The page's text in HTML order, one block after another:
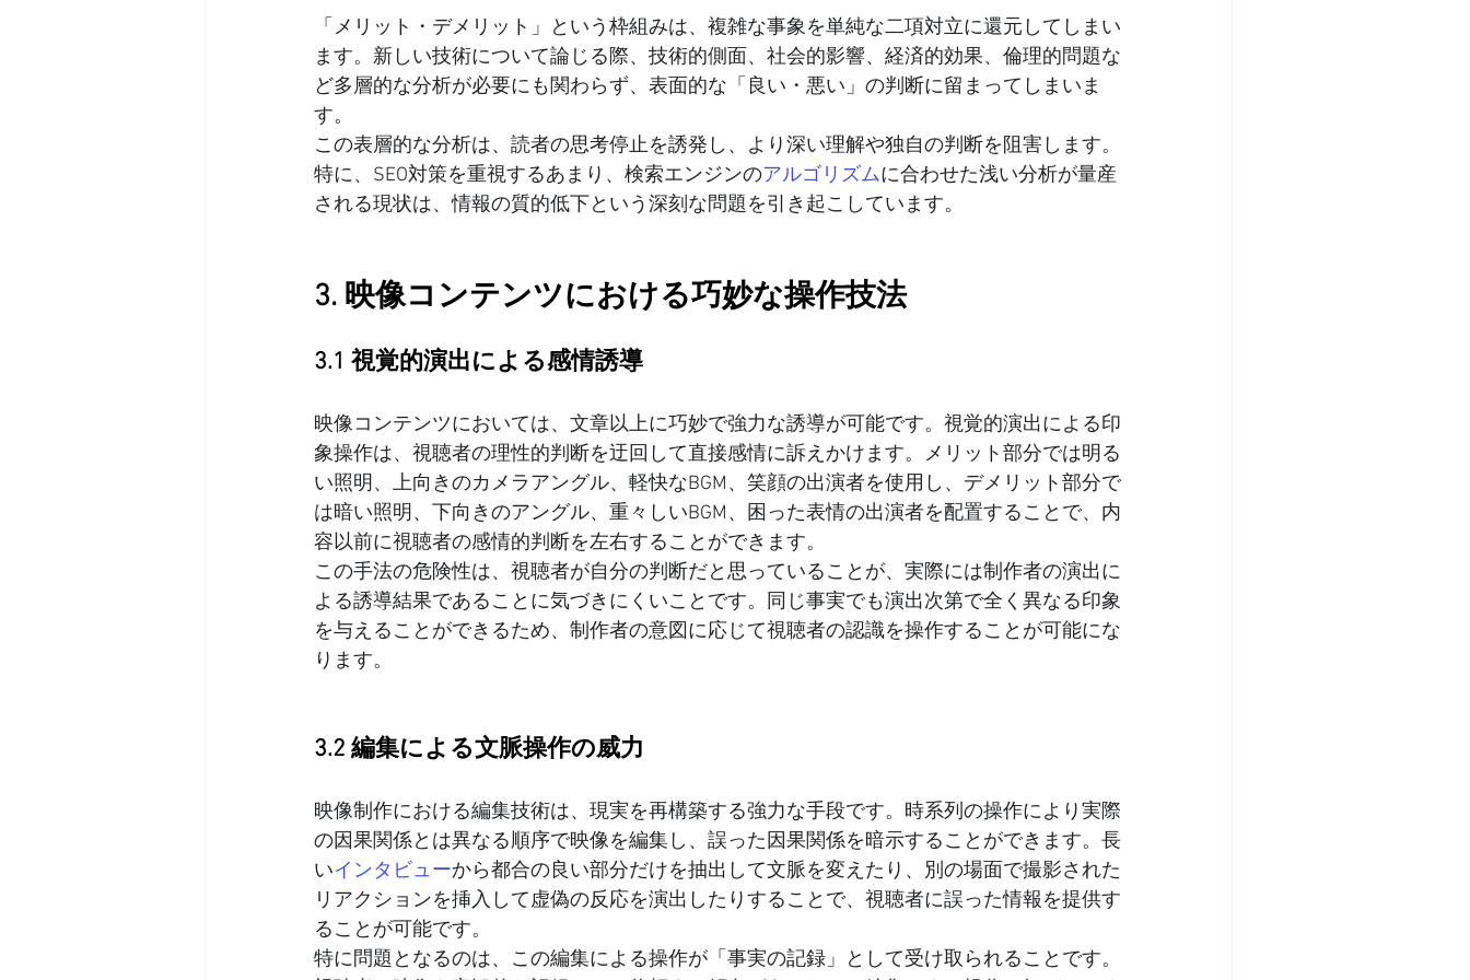
「メリット・デメリット」という枠組みは、複雑な事象を単純な二項対立に還元してしまい
ます。新しい技術について論じる際、技術的側面、社会的影響、経済的効果、倫理的問題な
ど多層的な分析が必要にも関わらず、表面的な「良い・悪い」の判断に留まってしまいま
す。
この表層的な分析は、読者の思考停止を誘発し、より深い理解や独自の判断を阻害します。
特に、SEO対策を重視するあまり、検索エンジンのアルゴリズムに合わせた浅い分析が量産
される現状は、情報の質的低下という深刻な問題を引き起こしています。
3. 映像コンテンツにおける巧妙な操作技法
3.1 視覚的演出による感情誘導
映像コンテンツにおいては、文章以上に巧妙で強力な誘導が可能です。視覚的演出による印
象操作は、視聴者の理性的判断を迂回して直接感情に訴えかけます。メリット部分では明る
い照明、上向きのカメラアングル、軽快なBGM、笑顔の出演者を使用し、デメリット部分で
は暗い照明、下向きのアングル、重々しいBGM、困った表情の出演者を配置することで、内
容以前に視聴者の感情的判断を左右することができます。
この手法の危険性は、視聴者が自分の判断だと思っていることが、実際には制作者の演出に
よる誘導結果であることに気づきにくいことです。同じ事実でも演出次第で全く異なる印象
を与えることができるため、制作者の意図に応じて視聴者の認識を操作することが可能にな
ります。
3.2 編集による文脈操作の威力
映像制作における編集技術は、現実を再構築する強力な手段です。時系列の操作により実際
の因果関係とは異なる順序で映像を編集し、誤った因果関係を暗示することができます。長
いインタビューから都合の良い部分だけを抽出して文脈を変えたり、別の場面で撮影された
リアクションを挿入して虚偽の反応を演出したりすることで、視聴者に誤った情報を提供す
ることが可能です。
特に問題となるのは、この編集による操作が「事実の記録」として受け取られることです。